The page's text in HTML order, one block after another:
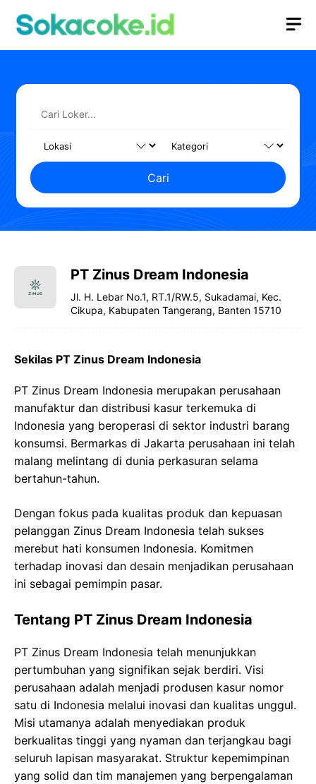
Cari
PT Zinus Dream Indonesia
Jl. H. Lebar No.1, RT.1/RW.5, Sukadamai, Kec.
Cikupa, Kabupaten Tangerang, Banten 15710
Sekilas PT Zinus Dream Indonesia
PT Zinus Dream Indonesia merupakan perusahaan
manufaktur dan distribusi kasur terkemuka di
Indonesia yang beroperasi di sektor industri barang
konsumsi. Bermarkas di Jakarta perusahaan ini telah
malang melintang di dunia perkasuran selama
bertahun-tahun.
Dengan fokus pada kualitas produk dan kepuasan
pelanggan Zinus Dream Indonesia telah sukses
merebut hati konsumen Indonesia. Komitmen
terhadap inovasi dan desain menjadikan perusahaan
ini sebagai pemimpin pasar.
Tentang PT Zinus Dream Indonesia
PT Zinus Dream Indonesia telah menunjukkan
pertumbuhan yang signifikan sejak berdiri. Visi
perusahaan adalah menjadi produsen kasur nomor
satu di Indonesia melalui inovasi dan kualitas unggul.
Misi utamanya adalah menyediakan produk
berkualitas tinggi yang nyaman dan terjangkau bagi
seluruh lapisan masyarakat. Struktur kepemimpinan
yang solid dan tim manajemen yang berpengalaman